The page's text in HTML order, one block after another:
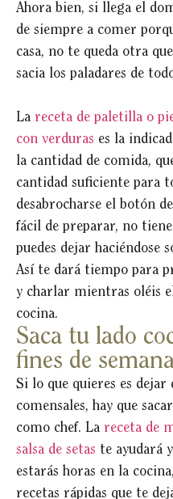
Ahora bien, si llega el
de siempre a comer
casa, no te queda otra
sacia los paladares de
La receta de paletilla o
con verduras es la
la cantidad de comida,
cantidad suficiente para
desabrocharse el botón
fácil de preparar, no
puedes dejar haciéndose
Así te dará tiempo para
y charlar mientras oléis
cocina.
Saca tu lado
fines de
Si lo que quieres es dejar
comensales, hay que
como chef. La receta de
salsa de setas te ayudará
estarás horas en la
recetas rápidas que te